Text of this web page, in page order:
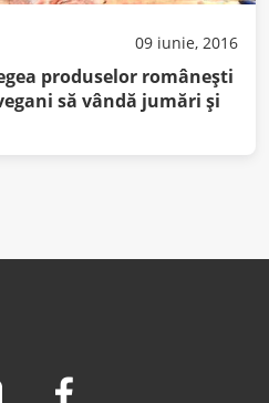
09 iunie, 2016
produselor româneşti
să vândă jumări şi